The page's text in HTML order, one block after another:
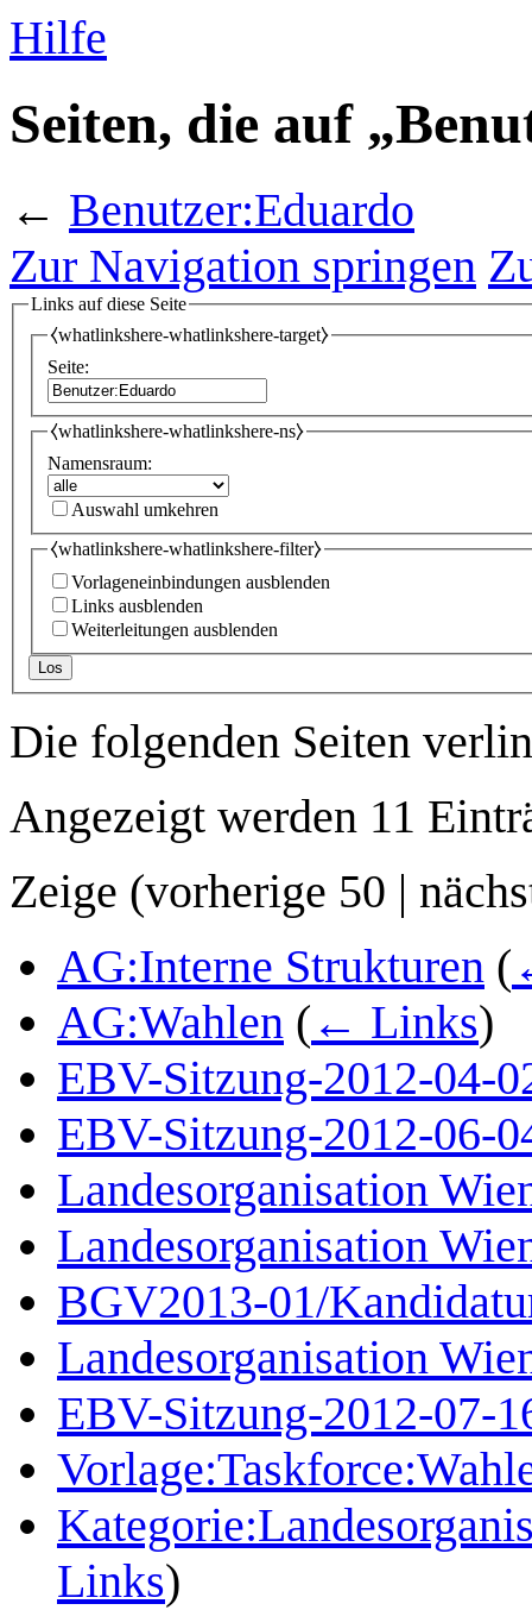
Hilfe
Seiten, die auf
← Benutzer:Eduardo
Zur Navigation springen
Links auf diese Seite
⧼whatlinkshere-whatlinkshere-target⧽
Seite:
⧼whatlinkshere-whatlinkshere-ns⧽
Namensraum:
Auswahl umkehren
⧼whatlinkshere-whatlinkshere-filter⧽
Vorlageneinbindungen ausblenden
Links ausblenden
Weiterleitungen ausblenden
Los
Die folgenden Seiten
Angezeigt werden 11
Zeige (vorherige 50 |
AG:Interne Strukturen (
AG:Wahlen ( ← Links)
EBV-Sitzung-2012-04-
EBV-Sitzung-2012-06-
Landesorganisation
Landesorganisation
BGV2013-01/
Landesorganisation
EBV-Sitzung-2012-07-
Links)